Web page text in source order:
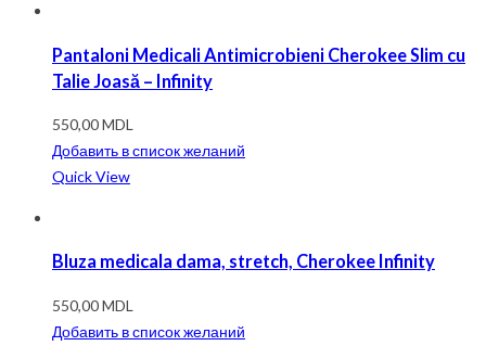
Pantaloni Medicali Antimicrobieni Cherokee Slim cu
Talie Joasă – Infinity
550,00MDL
Добавить в список желаний
Quick View
Bluza medicala dama, stretch, Cherokee Infinity
550,00MDL
Добавить в список желаний